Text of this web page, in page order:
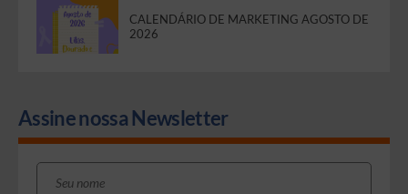
CALENDÁRIO DE MARKETING AGOSTO DE
2026
Assine nossa Newsletter